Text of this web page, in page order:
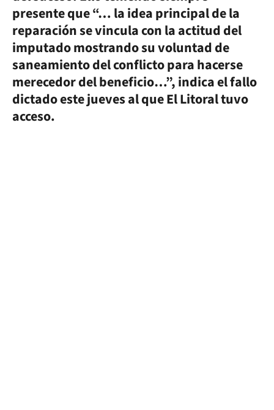
presente que “… la idea principal de la
reparación se vincula con la actitud del
imputado mostrando su voluntad de
saneamiento del conflicto para hacerse
merecedor del beneficio…”, indica el fallo
dictado este jueves al que El Litoral tuvo
acceso.